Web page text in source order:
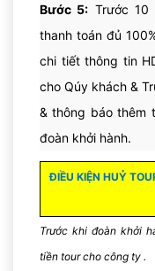
hành đi Phuket,
những thắng cảnh
đảo Phi Phi, đảo
tất cả dịch vụ Miễn
Đến giờ hẹn, Qúy
hưởng thụ tất cả
động giải trí về đêm
Bước 5: Trước 10
thanh toán đủ
chi tiết thông tin
cho Qúy khách &
& thông báo thêm
đoàn khởi hành.
ĐIỀU KIỆN HUỶ
Trước khi đoàn khởi
tiền tour cho công ty .